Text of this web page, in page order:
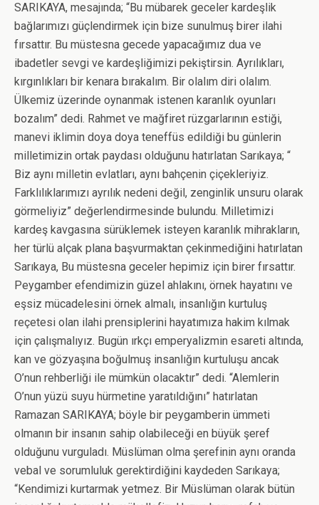
SARIKAYA, mesajında; “Bu mübarek geceler kardeşlik
bağlarımızı güçlendirmek için bize sunulmuş birer ilahi
fırsattır. Bu müstesna gecede yapacağımız dua ve
ibadetler sevgi ve kardeşliğimizi pekiştirsin. Ayrılıkları,
kırgınlıkları bir kenara bırakalım. Bir olalım diri olalım.
Ülkemiz üzerinde oynanmak istenen karanlık oyunları
bozalım” dedi. Rahmet ve mağfiret rüzgarlarının estiği,
manevi iklimin doya doya teneffüs edildiği bu günlerin
milletimizin ortak paydası olduğunu hatırlatan Sarıkaya; “
Biz aynı milletin evlatları, aynı bahçenin çiçekleriyiz.
Farklılıklarımızı ayrılık nedeni değil, zenginlik unsuru olarak
görmeliyiz” değerlendirmesinde bulundu. Milletimizi
kardeş kavgasına sürüklemek isteyen karanlık mihrakların,
her türlü alçak plana başvurmaktan çekinmediğini hatırlatan
Sarıkaya, Bu müstesna geceler hepimiz için birer fırsattır.
Peygamber efendimizin güzel ahlakını, örnek hayatını ve
eşsiz mücadelesini örnek almalı, insanlığın kurtuluş
reçetesi olan ilahi prensiplerini hayatımıza hakim kılmak
için çalışmalıyız. Bugün ırkçı emperyalizmin esareti altında,
kan ve gözyaşına boğulmuş insanlığın kurtuluşu ancak
O’nun rehberliği ile mümkün olacaktır” dedi. “Alemlerin
O’nun yüzü suyu hürmetine yaratıldığını” hatırlatan
Ramazan SARIKAYA; böyle bir peygamberin ümmeti
olmanın bir insanın sahip olabileceği en büyük şeref
olduğunu vurguladı. Müslüman olma şerefinin aynı oranda
vebal ve sorumluluk gerektirdiğini kaydeden Sarıkaya;
“Kendimizi kurtarmak yetmez. Bir Müslüman olarak bütün